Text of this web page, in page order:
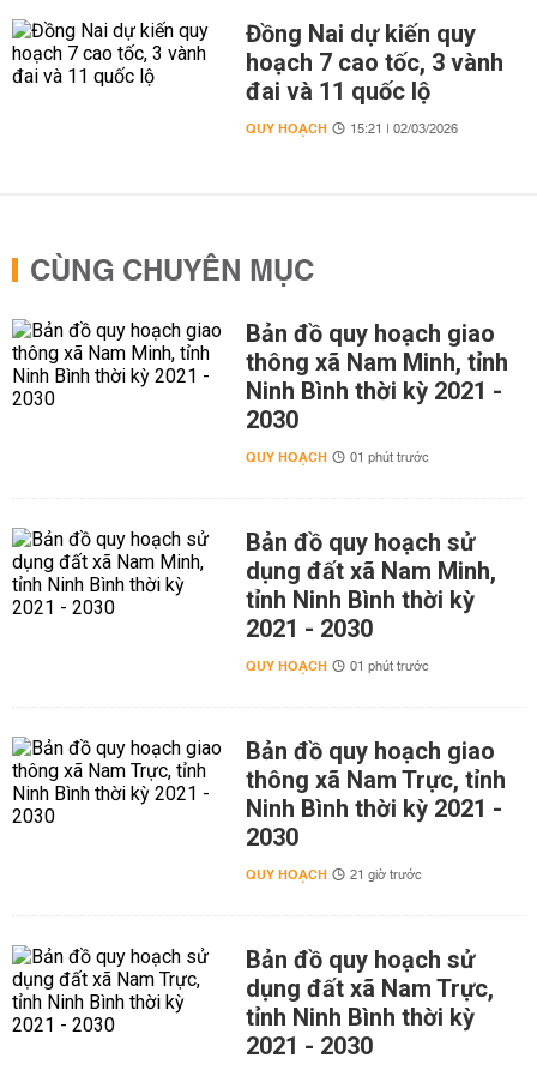
Đồng Nai dự kiến quy
hoạch 7 cao tốc, 3 vành
đai và 11 quốc lộ
QUY HOẠCH 15:21 | 02/03/2026
CÙNG CHUYÊN MỤC
Bản đồ quy hoạch giao
thông xã Nam Minh, tỉnh
Ninh Bình thời kỳ 2021 -
2030
QUY HOẠCH 01 phút trước
Bản đồ quy hoạch sử
dụng đất xã Nam Minh,
tỉnh Ninh Bình thời kỳ
2021 - 2030
QUY HOẠCH 01 phút trước
Bản đồ quy hoạch giao
thông xã Nam Trực, tỉnh
Ninh Bình thời kỳ 2021 -
2030
QUY HOẠCH 21 giờ trước
Bản đồ quy hoạch sử
dụng đất xã Nam Trực,
tỉnh Ninh Bình thời kỳ
2021 - 2030